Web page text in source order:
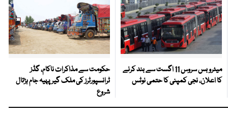
میٹرو بس سروس 11 اگست سے بند کرنے
کا اعلان، نجی کمپنی کا حتمی نوٹس
حکومت سے مذاکرات ناکام، گڈز
ٹرانسپورٹرز کی ملک گیر پہیہ جام ہڑتال
شروع